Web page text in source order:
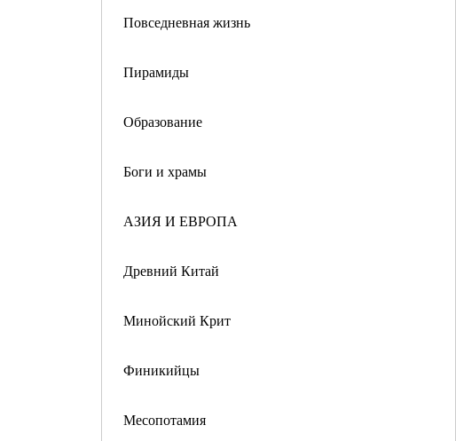
Повседневная жизнь
Пирамиды
Образование
Боги и храмы
АЗИЯ И ЕВРОПА
Древний Китай
Минойский Крит
Финикийцы
Месопотамия